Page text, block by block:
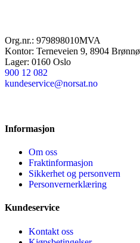
Org.nr.: 979898010MVA
Kontor: Terneveien 9, 8904
Lager: 0160 Oslo
900 12 082
kundeservice@norsat.no
Informasjon
Om oss
Fraktinformasjon
Sikkerhet og personvern
Personvernerklæring
Kundeservice
Kontakt oss